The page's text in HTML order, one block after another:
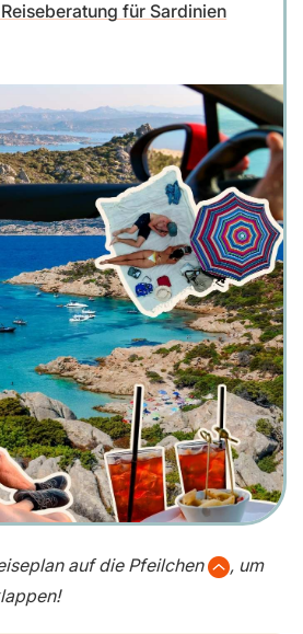
für Sardinien
auf die Pfeilchen
, um